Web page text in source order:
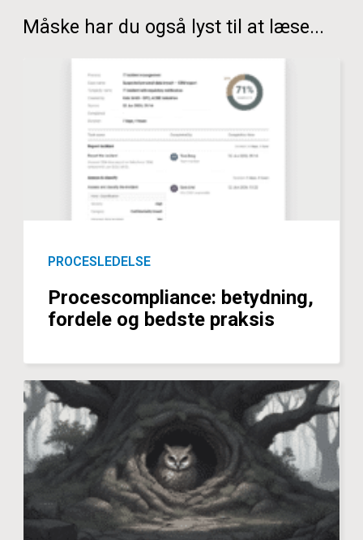
Måske har du også lyst til at læse...
PROCESLEDELSE
Procescompliance: betydning,
fordele og bedste praksis